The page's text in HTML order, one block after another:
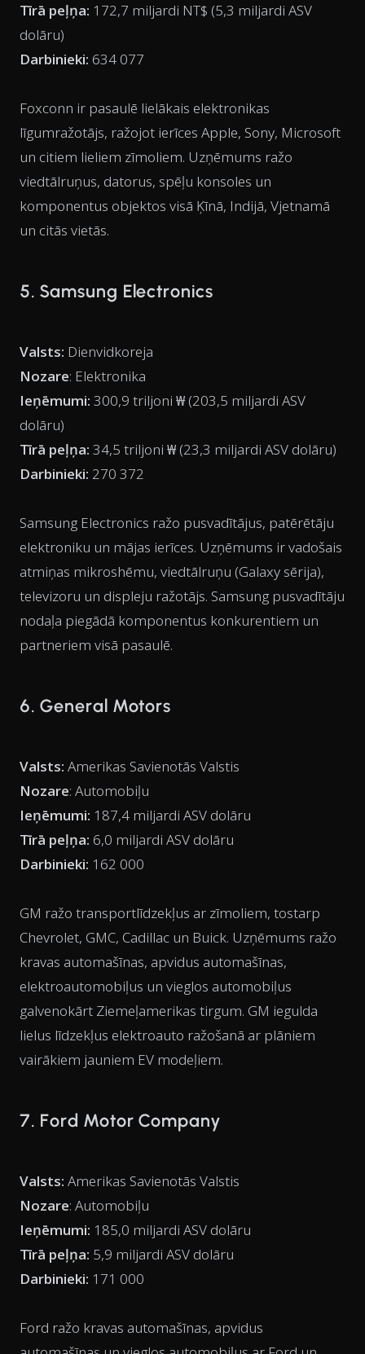
Tīrā peļņa: 172,7 miljardi NT$ (5,3 miljardi ASV
dolāru)
Darbinieki: 634 077
Foxconn ir pasaulē lielākais elektronikas
līgumražotājs, ražojot ierīces Apple, Sony, Microsoft
un citiem lieliem zīmoliem. Uzņēmums ražo
viedtālruņus, datorus, spēļu konsoles un
komponentus objektos visā Ķīnā, Indijā, Vjetnamā
un citās vietās.
5. Samsung Electronics
Valsts: Dienvidkoreja
Nozare: Elektronika
Ieņēmumi: 300,9 triljoni ₩ (203,5 miljardi ASV
dolāru)
Tīrā peļņa: 34,5 triljoni ₩ (23,3 miljardi ASV dolāru)
Darbinieki: 270 372
Samsung Electronics ražo pusvadītājus, patērētāju
elektroniku un mājas ierīces. Uzņēmums ir vadošais
atmiņas mikroshēmu, viedtālruņu (Galaxy sērija),
televizoru un displeju ražotājs. Samsung pusvadītāju
nodaļa piegādā komponentus konkurentiem un
partneriem visā pasaulē.
6. General Motors
Valsts: Amerikas Savienotās Valstis
Nozare: Automobiļu
Ieņēmumi: 187,4 miljardi ASV dolāru
Tīrā peļņa: 6,0 miljardi ASV dolāru
Darbinieki: 162 000
GM ražo transportlīdzekļus ar zīmoliem, tostarp
Chevrolet, GMC, Cadillac un Buick. Uzņēmums ražo
kravas automašīnas, apvidus automašīnas,
elektroautomobiļus un vieglos automobiļus
galvenokārt Ziemeļamerikas tirgum. GM iegulda
lielus līdzekļus elektroauto ražošanā ar plāniem
vairākiem jauniem EV modeļiem.
7. Ford Motor Company
Valsts: Amerikas Savienotās Valstis
Nozare: Automobiļu
Ieņēmumi: 185,0 miljardi ASV dolāru
Tīrā peļņa: 5,9 miljardi ASV dolāru
Darbinieki: 171 000
Ford ražo kravas automašīnas, apvidus